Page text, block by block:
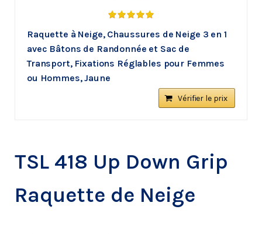
Raquette à Neige, Chaussures de Neige 3 en 1
avec Bâtons de Randonnée et Sac de
Transport, Fixations Réglables pour Femmes
ou Hommes, Jaune
Vérifier le prix
TSL 418 Up Down Grip
Raquette de Neige